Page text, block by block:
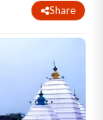
Share